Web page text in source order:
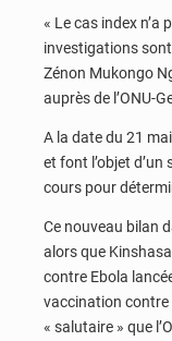
« Le cas index n’a
investigations
Zénon Mukongo
auprès de l’ONU-
A la date du 21
et font l’objet
cours pour
Ce nouveau bilan
alors que
contre Ebola
vaccination contre
« salutaire » que